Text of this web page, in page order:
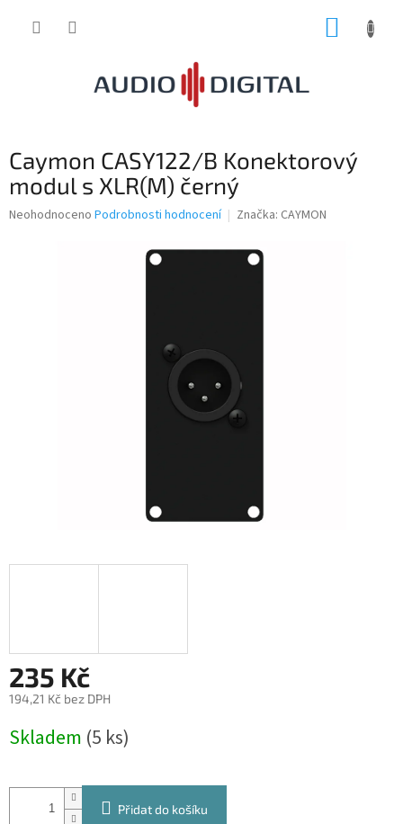
Caymon CASY122/B Konektorový
modul s XLR(M) černý
Průměrné
Neohodnoceno Podrobnosti hodnocení Značka: CAYMON
235 Kč
194,21 Kč bez DPH
cena:
Skladem (5 ks)
Přidat do košíku